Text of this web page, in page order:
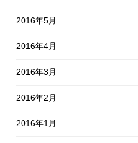
2016年5月
2016年4月
2016年3月
2016年2月
2016年1月